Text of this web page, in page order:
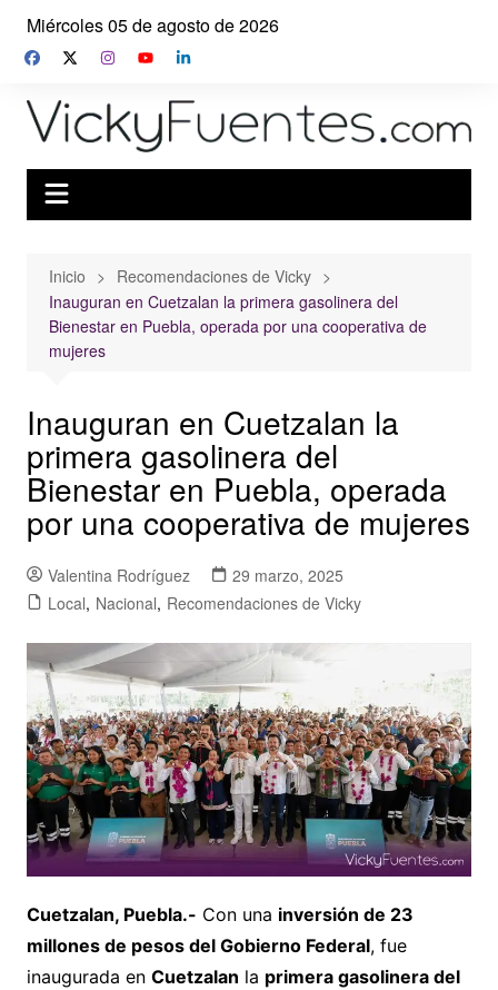
Saltar
contenido
Miércoles 05 de agosto de 2026
Inicio
Recomendaciones de Vicky
Inauguran en Cuetzalan la primera gasolinera del
Bienestar en Puebla, operada por una cooperativa de
mujeres
Inauguran en Cuetzalan la
primera gasolinera del
Bienestar en Puebla, operada
por una cooperativa de mujeres
Valentina Rodríguez
29 marzo, 2025
Local, Nacional, Recomendaciones de Vicky
Cuetzalan, Puebla.- Con una inversión de 23
millones de pesos del Gobierno Federal, fue
inaugurada en Cuetzalan la primera gasolinera del